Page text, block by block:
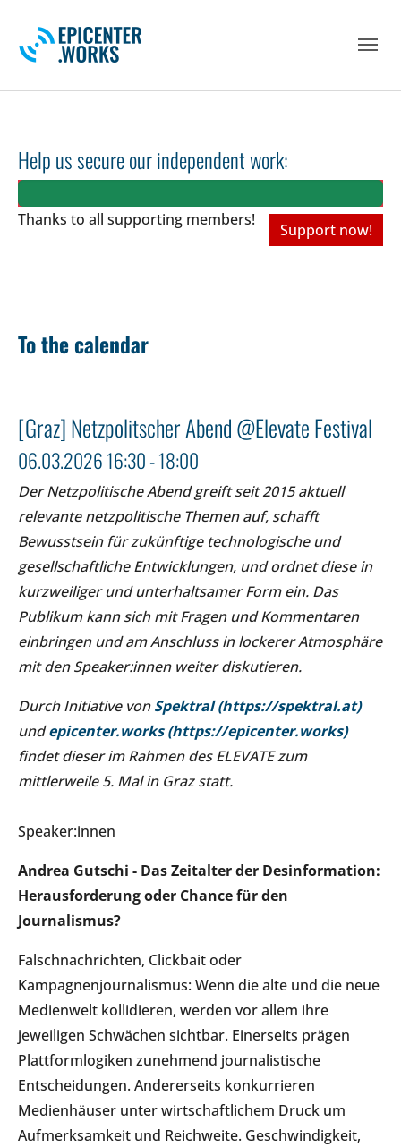
Help us secure our independent work:
Thanks to all supporting members!
Support now!
To the calendar
[Graz] Netzpolitscher Abend @Elevate Festival
06.03.2026 16:30 - 18:00
Der Netzpolitische Abend greift seit 2015 aktuell
relevante netzpolitische Themen auf, schafft
Bewusstsein für zukünftige technologische und
gesellschaftliche Entwicklungen, und ordnet diese in
kurzweiliger und unterhaltsamer Form ein. Das
Publikum kann sich mit Fragen und Kommentaren
einbringen und am Anschluss in lockerer Atmosphäre
mit den Speaker:innen weiter diskutieren.
Durch Initiative vonSpektral (https://spektral.at)
undepicenter.works (https://epicenter.works)
findet dieser im Rahmen des ELEVATE zum
mittlerweile 5. Mal in Graz statt.
Speaker:innen
Andrea Gutschi - Das Zeitalter der Desinformation:
Herausforderung oder Chance für den
Journalismus?
Falschnachrichten, Clickbait oder
Kampagnenjournalismus: Wenn die alte und die neue
Medienwelt kollidieren, werden vor allem ihre
jeweiligen Schwächen sichtbar. Einerseits prägen
Plattformlogiken zunehmend journalistische
Entscheidungen. Andererseits konkurrieren
Medienhäuser unter wirtschaftlichem Druck um
Aufmerksamkeit und Reichweite. Geschwindigkeit,